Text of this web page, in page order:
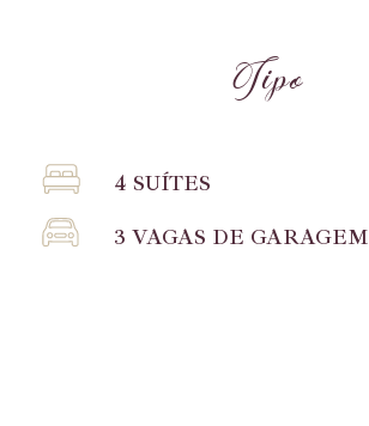
Tipo
4 SUÍTES
3 VAGAS DE GARAGEM